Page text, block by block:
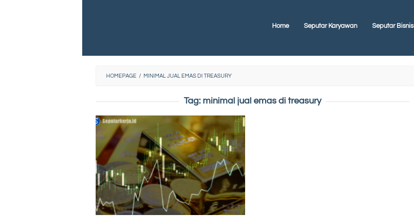
Home Seputar Karyawan Seputar Bisnis
HOMEPAGE / MINIMAL JUAL EMAS DI TREASURY
Tag: minimal jual emas di treasury